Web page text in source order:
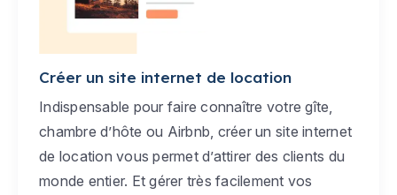
Créer un site internet de location
Indispensable pour faire connaître votre gîte,
chambre d’hôte ou Airbnb, créer un site internet
de location vous permet d’attirer des clients du
monde entier. Et gérer très facilement vos